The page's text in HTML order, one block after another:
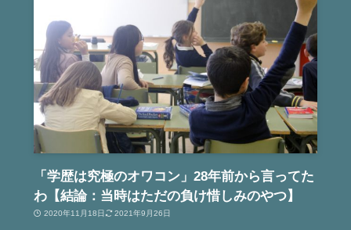
「学歴は究極のオワコン」28年前から言ってた
わ【結論：当時はただの負け惜しみのやつ】
2020年11月18日 2021年9月26日